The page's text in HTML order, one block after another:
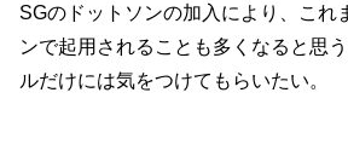
SGのドットソンの加入により、これ
ンで起用されることも多くなると思
ルだけには気をつけてもらいたい。